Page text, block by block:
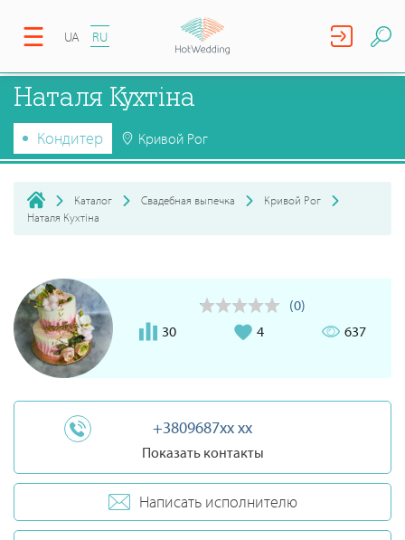
UA RU
Наталя Кухтіна
Кондитер Кривой Рог
Каталог Свадебная выпечка
Кривой Рог
Наталя Кухтіна
(0)
30
4 637
+3809687xx xx
Показать контакты
Написать исполнителю